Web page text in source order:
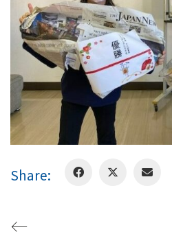
Share: